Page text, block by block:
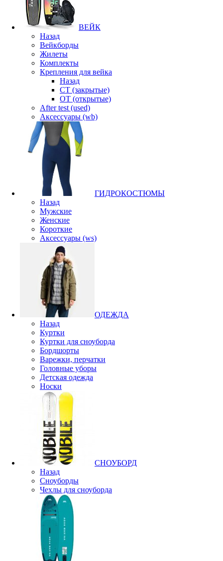
ВЕЙК
Назад
Вейкборды
Жилеты
Комплекты
Крепления для вейка
Назад
CT (закрытые)
OT (открытые)
After test (used)
Аксессуары (wb)
ГИДРОКОСТЮМЫ
Назад
Мужские
Женские
Короткие
Аксессуары (ws)
ОДЕЖДА
Назад
Куртки
Куртки для сноуборда
Бордшорты
Варежки, перчатки
Головные уборы
Детская одежда
Носки
СНОУБОРД
Назад
Сноуборды
Чехлы для сноуборда